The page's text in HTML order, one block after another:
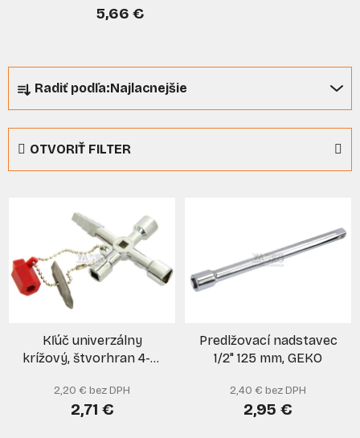
5,66 €
a
n
o
d
Radiť podľa:Najlacnejšie
OTVORIŤ FILTER
s
Kľúč univerzálny
krížový, štvorhran 4-10
trojhran, GEKO
2,20 € bez DPH
2,71 €
Predlžovací nadstavec
1/2" 125 mm, GEKO
2,40 € bez DPH
2,95 €